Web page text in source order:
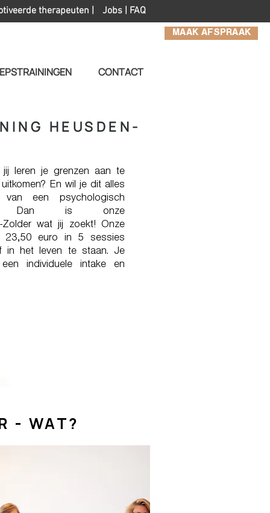
MAAK AFSPRAAK
Jobs | FAQ
therapeuten |
CONTACT
HEUSDEN-
jij leren je grenzen aan te
En wil je dit alles
een psychologisch
Dan is onze
Zolder wat jij zoekt! Onze
23,50 euro in 5 sessies
in het leven te staan. Je
individuele intake en
- WAT?